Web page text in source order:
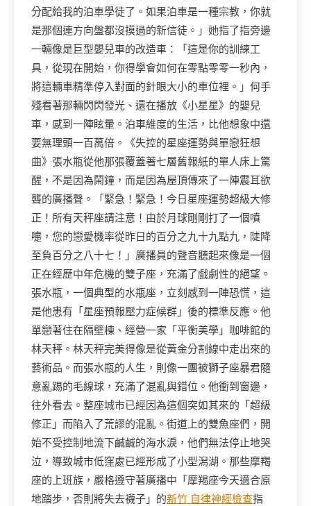
分配給我的泊車學徒了。如果泊車是一種宗教，你就
是那個連方向盤都沒摸過的新信徒。」她指了指旁邊
一輛像是巨型嬰兒車的改造車：「這是你的訓練工
具，從現在開始，你得學會如何在零點零零一秒內，
將這輛車精準停入對面的針眼大小的車位裡。」何手
殘看著那輛閃閃發光、還在播放《小星星》的嬰兒
車，感到一陣眩暈。泊車維度的生活，比他想象中還
要無理頭一百萬倍。《失控的星座運勢與單戀狂想
曲》張水瓶從他那張覆蓋著七層舊報紙的單人床上驚
醒，不是因為鬧鐘，而是因為屋頂傳來了一陣震耳欲
聾的廣播聲。「緊急！緊急！今日星座運勢超級大修
正！所有天秤座請注意！由於月球剛剛打了一個噴
嚏，您的戀愛機率從昨日的百分之九十九點九，陡降
至負百分之八十七！」廣播員的聲音聽起來像是一個
正在經歷中年危機的雙子座，充滿了戲劇性的絕望。
張水瓶，一個典型的水瓶座，立刻感到一陣恐慌，這
是他患有「星座預報壓力症候群」後的標準反應。他
單戀著住在隔壁棟、經營一家「平衡美學」咖啡館的
林天秤。林天秤完美得像是從黃金分割線中走出來的
藝術品。而張水瓶的人生，則像一團被獅子座暴君隨
意亂踢的毛線球，充滿了混亂與錯位。他衝到窗邊，
往外看去。整座城市已經因為這個突如其來的「超級
修正」而陷入了荒謬的混亂。街道上的雙魚座們，開
始不受控制地流下鹹鹹的海水淚，他們無法停止地哭
泣，導致城市低窪處已經形成了小型潟湖。那些摩羯
座的上班族，嚴格遵守著廣播中「摩羯座今天適合原
地踏步，否則將失去襪子」的新竹 自律神經檢查指